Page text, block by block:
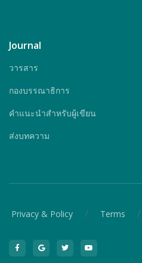
Journal
วารสาร
กองบรรณาธิการ
คำแนะนำสำหรับผู้เขียน
ส่งบทความ
Privacy & Policy / Terms /